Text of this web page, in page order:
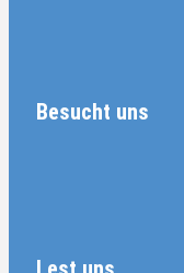
Besucht uns